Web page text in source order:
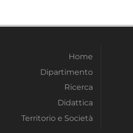
Home
Dipartimento
Ricerca
Didattica
Territorio e Società